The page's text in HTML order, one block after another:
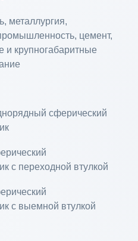
металлургия,
цемент,
и крупногабаритные
сферический
с переходной втулкой
с выемной втулкой